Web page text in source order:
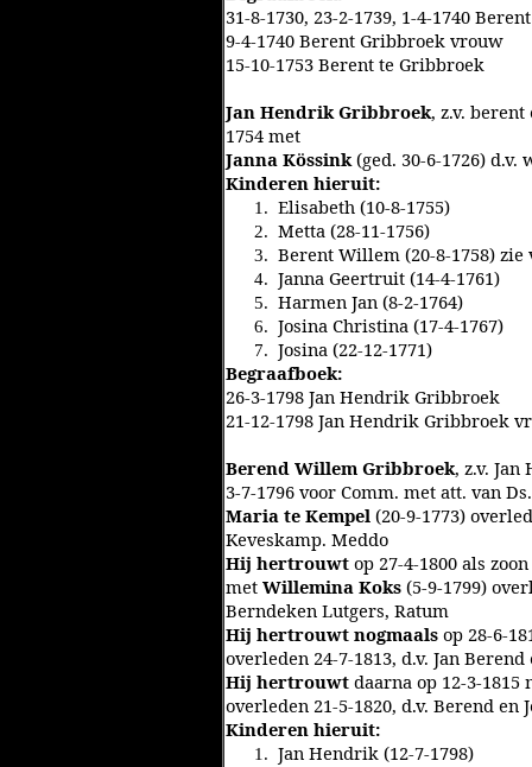
31-8-1730, 23-2-1739, 1-4-1740
9-4-1740 Berent Gribbroek vrouw
15-10-1753 Berent te Gribbroek
Jan Hendrik Gribbroek, z.v.
1754 met
Janna Kössink(ged. 30-6-1726) d.v.
Kinderen hieruit:
1. Elisabeth (10-8-1755)
2. Metta (28-11-1756)
3. Berent Willem (20-8-1758) zie
4. Janna Geertruit (14-4-1761)
5. Harmen Jan (8-2-1764)
6. Josina Christina (17-4-1767)
7. Josina (22-12-1771)
Begraafboek:
26-3-1798 Jan Hendrik Gribbroek
21-12-1798 Jan Hendrik Gribbroek
Berend Willem Gribbroek, z.v.
3-7-1796 voor Comm. met att. van
Maria te Kempel(20-9-1773)
Keveskamp. Meddo
Hij hertrouwtop 27-4-1800 als
met Willemina Koks(5-9-1799)
Berndeken Lutgers, Ratum
Hij hertrouwt nogmaalsop 28-6-
overleden 24-7-1813, d.v. Jan
Hij hertrouwtdaarna op 12-3-1815
overleden 21-5-1820, d.v. Berend en
Kinderen hieruit:
1. Jan Hendrik (12-7-1798)